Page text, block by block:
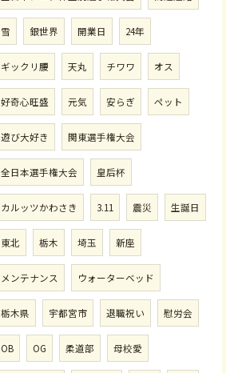
雪 銀世界 開業日 24年
ギックリ腰 天丸 チワワ オス
好奇心旺盛 元気 安らぎ ペット
遊び大好き 関東選手権大会
全日本選手権大会 皇后杯
カルッツかわさき 3.11 震災 生誕日
東北 栃木 埼玉 新座
メンテナンス ウォーターベッド
栃木県 宇都宮市 退職祝い 慰労会
OB OG 柔道部 母校愛